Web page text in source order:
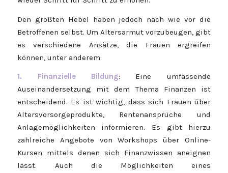
Den größten Hebel haben jedoch nach wie vor die
Betroffenen selbst. Um Altersarmut vorzubeugen, gibt
es verschiedene Ansätze, die Frauen ergreifen
können, unter anderem:
1. Finanzielle Bildung: Eine umfassende
Auseinandersetzung mit dem Thema Finanzen ist
entscheidend. Es ist wichtig, dass sich Frauen über
Altersvorsorgeprodukte, Rentenansprüche und
Anlagemöglichkeiten informieren. Es gibt hierzu
zahlreiche Angebote von Workshops über Online-
Kursen mittels denen sich Finanzwissen aneignen
lässt. Auch die Möglichkeiten eines